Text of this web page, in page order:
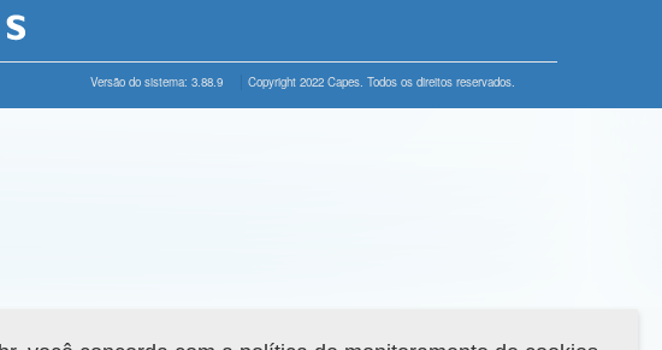
Versão do sistema: 3.88.9 Copyright 2022 Capes. Todos os direitos reservados.